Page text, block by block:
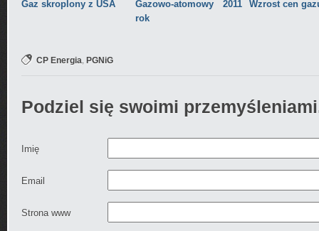
Gaz skroplony z USA
Gazowo-atomowy 2011
rok
Wzrost cen
CP Energia PGNiG
Podziel się swoimi
Imię
Email
Strona www